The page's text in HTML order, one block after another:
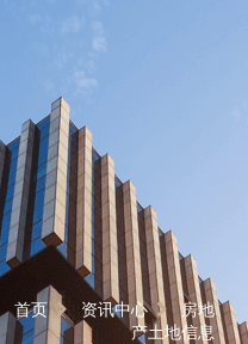
首页 资讯中心
房地
产土地信息